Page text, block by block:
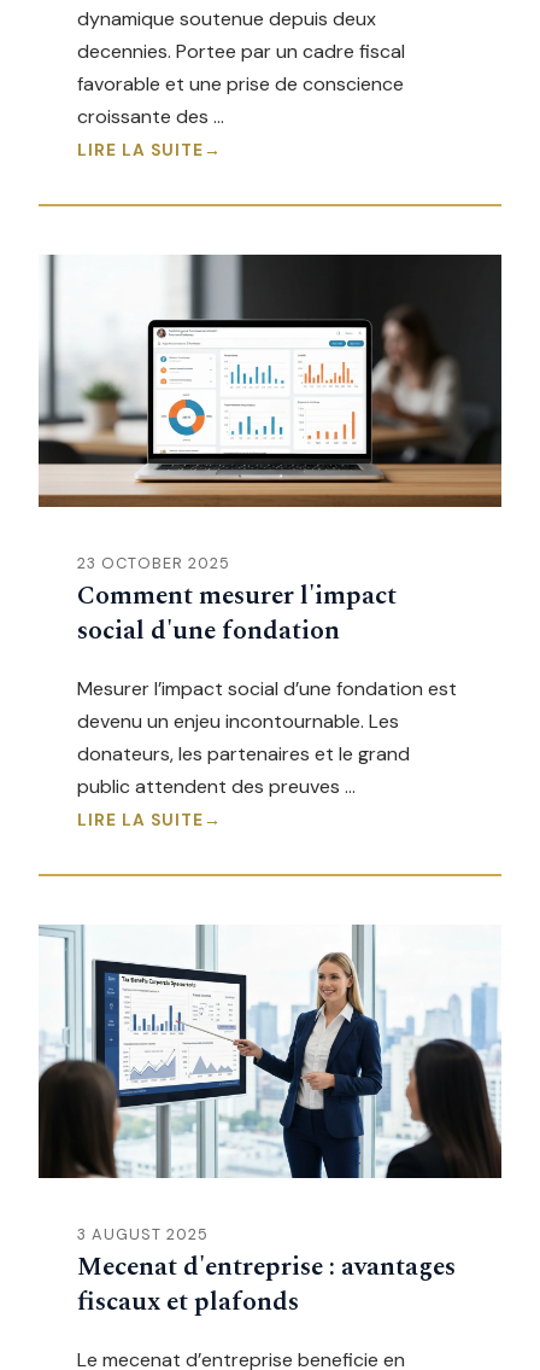
dynamique soutenue depuis deux
decennies. Portee par un cadre fiscal
favorable et une prise de conscience
croissante des …
LIRE LA SUITE
23 OCTOBER 2025
Comment mesurer l'impact
social d'une fondation
Mesurer l’impact social d’une fondation est
devenu un enjeu incontournable. Les
donateurs, les partenaires et le grand
public attendent des preuves …
LIRE LA SUITE
3 AUGUST 2025
Mecenat d'entreprise : avantages
fiscaux et plafonds
Le mecenat d’entreprise beneficie en